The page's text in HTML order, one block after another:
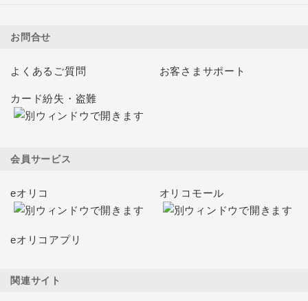
お問合せ
よくあるご質問 お客さまサポート
カード紛失・盗難
会員サービス
eオリコ オリコモール
eオリコアプリ
関連サイト